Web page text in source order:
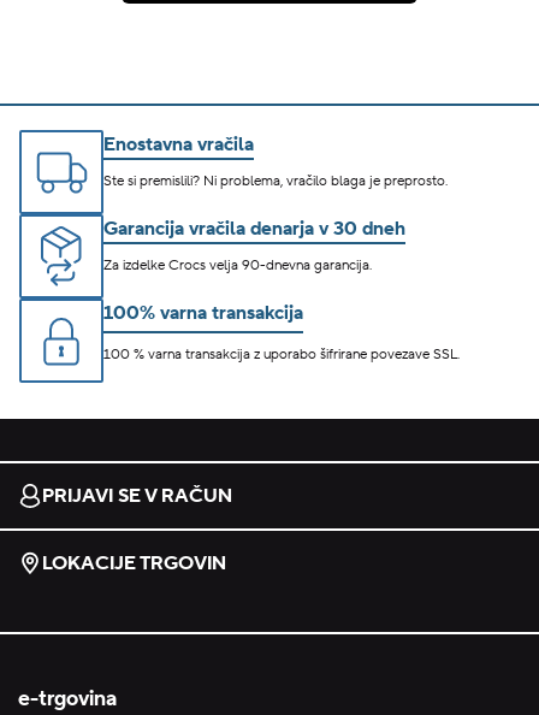
Enostavna vračila
Ste si premislili? Ni problema, vračilo blaga je preprosto.
Garancija vračila denarja v 30 dneh
Za izdelke Crocs velja 90-dnevna garancija.
100% varna transakcija
100 % varna transakcija z uporabo šifrirane povezave SSL.
PRIJAVI SE V RAČUN
LOKACIJE TRGOVIN
e-trgovina